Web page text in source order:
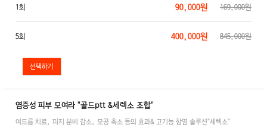
1회 90,000원 169,000원
5회 400,000원 845,000원
염증성 피부 모여라 "골드ptt &세렉소 조합"
여드름 치료, 피지 분비 감소, 모공 축소 등의 효과& 고기능 항염 솔루션"세렉소"